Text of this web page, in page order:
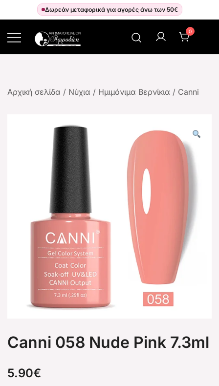
Δωρεάν μεταφορικά για αγορές άνω των 50€
0
Αρχική σελίδα / Νύχια / Ημιμόνιμα Βερνίκια / Canni
Canni 058 Nude Pink 7.3ml
5.90€